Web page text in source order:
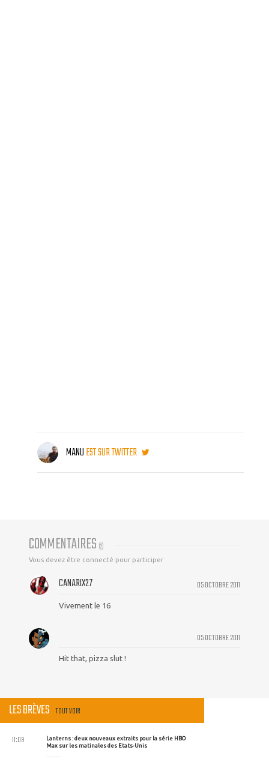
MANUEST SUR TWITTER
COMMENTAIRES (2)
Vous devez être connecté pour participer
05 OCTOBRE 2011
CANARIX27
Vivement le 16
05 OCTOBRE 2011
Hit that, pizza slut !
LES BRÈVES TOUT VOIR
Lanterns : deux nouveaux extraits pour la série HBO
Max sur les matinales des Etats-Unis
11:09